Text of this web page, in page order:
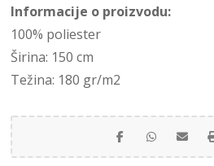
Informacije o proizvodu:
100% poliester
Širina: 150 cm
Težina: 180 gr/m2